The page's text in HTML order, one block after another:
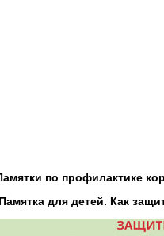
по профилактике
Памятка для детей. Как